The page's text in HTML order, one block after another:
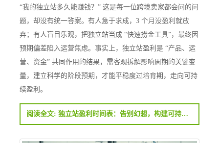
“我的独立站多久能赚钱？” 这是每一位跨境卖家都会问的问
题，却没有统一答案。有人急于求成，3 个月没盈利就放
弃；有人盲目乐观，把独立站当成 “快速捞金工具”，最终因
预期偏差陷入运营焦虑。事实上，独立站盈利是 “产品、运
营、资金” 共同作用的结果，需客观拆解影响周期的关键变
量，建立科学的阶段预期，才能平稳度过培育期，走向可持
续盈利。
阅读全文: 独立站盈利时间表：告别幻想，构建可持续盈利的合理预期